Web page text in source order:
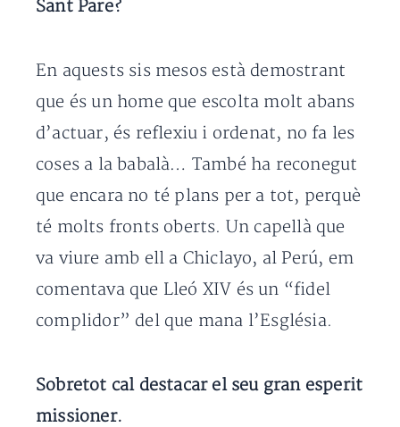
Sant Pare?
En aquests sis mesos està demostrant
que és un home que escolta molt abans
d’actuar, és reflexiu i ordenat, no fa les
coses a la babalà… També ha reconegut
que encara no té plans per a tot, perquè
té molts fronts oberts. Un capellà que
va viure amb ell a Chiclayo, al Perú, em
comentava que Lleó XIV és un “fidel
complidor” del que mana l’Església.
Sobretot cal destacar el seu gran esperit
missioner.